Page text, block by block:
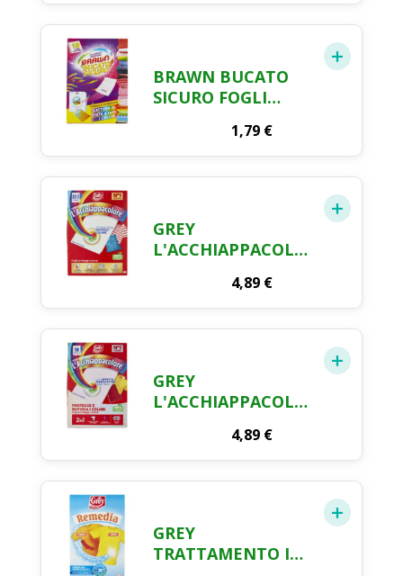
BRAWN BUCATO
SICURO FOGLI
1,79 €
GREY
L'ACCHIAPPACOLORE
4,89 €
GREY
L'ACCHIAPPACOLORE
RAVVIVA I COLORI
18 FOGLI
4,89 €
GREY
TRATTAMENTO IN